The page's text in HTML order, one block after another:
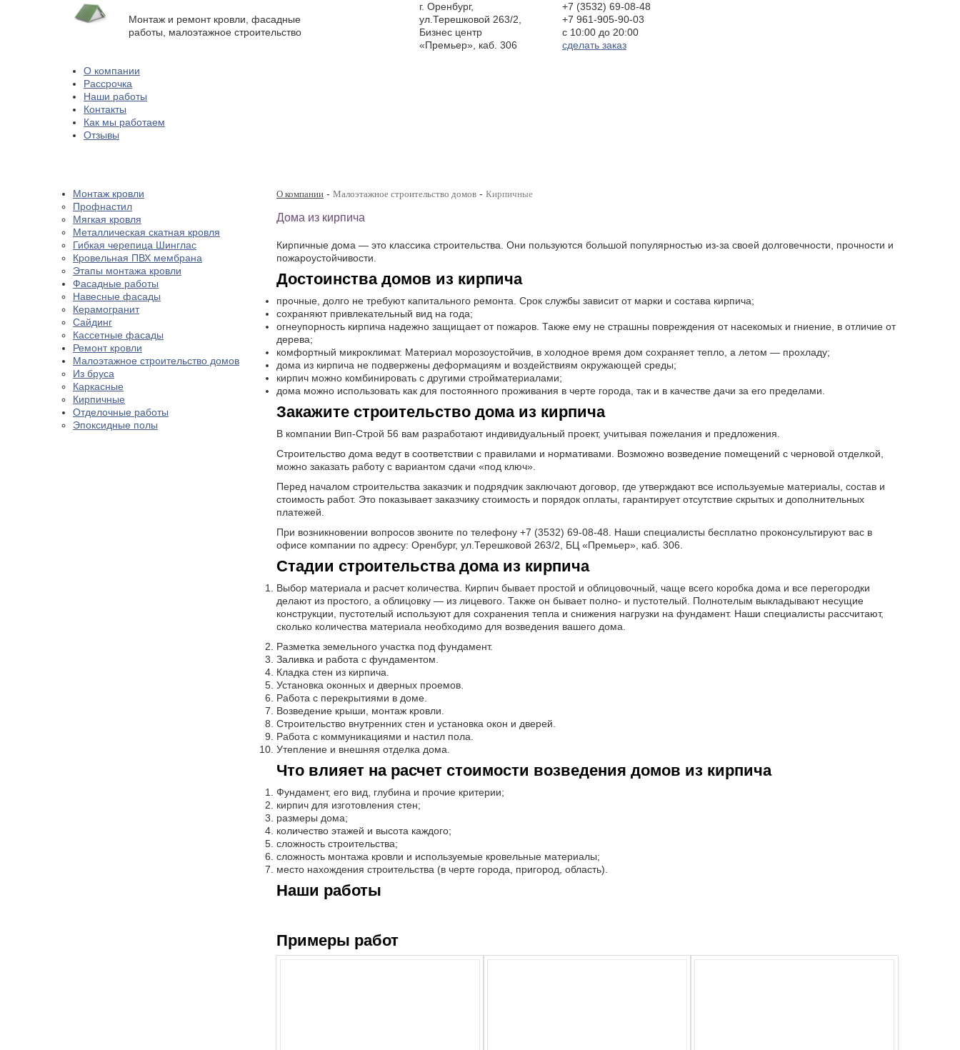
Монтаж и ремонт кровли, фасадные
работы, малоэтажное строительство
г. Оренбург,
ул.Терешковой 263/2,
Бизнес центр
«Премьер», каб. 306
+7 (3532) 69-08-48
+7 961-905-90-03
c 10:00 до 20:00
сделать заказ
О компании
Рассрочка
Наши работы
Контакты
Как мы работаем
Отзывы
Монтаж кровли
Профнастил
Мягкая кровля
Металлическая скатная кровля
Гибкая черепица Шинглас
Кровельная ПВХ мембрана
Этапы монтажа кровли
Фасадные работы
Навесные фасады
Керамогранит
Сайдинг
Кассетные фасады
Ремонт кровли
Малоэтажное строительство домов
Из бруса
Каркасные
Кирпичные
Отделочные работы
Эпоксидные полы
О компании - Малоэтажное строительство домов - Кирпичные
Дома из кирпича
Кирпичные дома — это классика строительства. Они пользуются большой популярностью из-за своей долговечности, прочности и
пожароустойчивости.
Достоинства домов из кирпича
прочные, долго не требуют капитального ремонта. Срок службы зависит от марки и состава кирпича;
сохраняют привлекательный вид на года;
огнеупорность кирпича надежно защищает от пожаров. Также ему не страшны повреждения от насекомых и гниение, в отличие от
дерева;
комфортный микроклимат. Материал морозоустойчив, в холодное время дом сохраняет тепло, а летом — прохладу;
дома из кирпича не подвержены деформациям и воздействиям окружающей среды;
кирпич можно комбинировать с другими стройматериалами;
дома можно использовать как для постоянного проживания в черте города, так и в качестве дачи за его пределами.
Закажите строительство дома из кирпича
В компании Вип-Строй 56 вам разработают индивидуальный проект, учитывая пожелания и предложения.
Строительство дома ведут в соответствии с правилами и нормативами. Возможно возведение помещений с черновой отделкой,
можно заказать работу с вариантом сдачи «под ключ».
Перед началом строительства заказчик и подрядчик заключают договор, где утверждают все используемые материалы, состав и
стоимость работ. Это показывает заказчику стоимость и порядок оплаты, гарантирует отсутствие скрытых и дополнительных
платежей.
При возникновении вопросов звоните по телефону +7 (3532) 69-08-48. Наши специалисты бесплатно проконсультируют вас в
офисе компании по адресу: Оренбург, ул.Терешковой 263/2, БЦ «Премьер», каб. 306.
Стадии строительства дома из кирпича
Выбор материала и расчет количества. Кирпич бывает простой и облицовочный, чаще всего коробка дома и все перегородки
делают из простого, а облицовку — из лицевого. Также он бывает полно- и пустотелый. Полнотелым выкладывают несущие
конструкции, пустотелый используют для сохранения тепла и снижения нагрузки на фундамент. Наши специалисты рассчитают,
сколько количества материала необходимо для возведения вашего дома.
Разметка земельного участка под фундамент.
Заливка и работа с фундаментом.
Кладка стен из кирпича.
Установка оконных и дверных проемов.
Работа с перекрытиями в доме.
Возведение крыши, монтаж кровли.
Строительство внутренних стен и установка окон и дверей.
Работа с коммуникациями и настил пола.
Утепление и внешняя отделка дома.
Что влияет на расчет стоимости возведения домов из кирпича
Фундамент, его вид, глубина и прочие критерии;
кирпич для изготовления стен;
размеры дома;
количество этажей и высота каждого;
сложность строительства;
сложность монтажа кровли и используемые кровельные материалы;
место нахождения строительства (в черте города, пригород, область).
Наши работы
Примеры работ